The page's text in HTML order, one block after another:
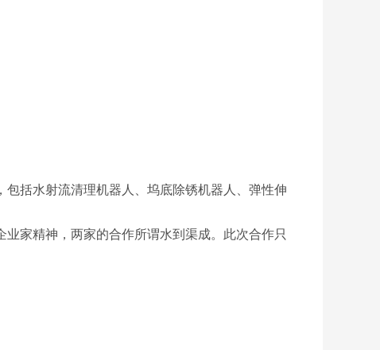
括水射流清理机器人、坞底除锈机器人、弹性伸
家精神，两家的合作所谓水到渠成。此次合作只